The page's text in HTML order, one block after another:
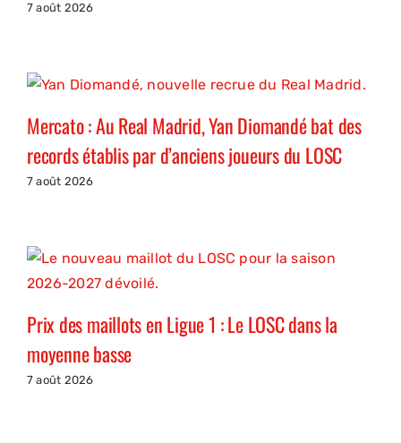
7 août 2026
Mercato : Au Real Madrid, Yan Diomandé bat des
records établis par d’anciens joueurs du LOSC
7 août 2026
Prix des maillots en Ligue 1 : Le LOSC dans la
moyenne basse
7 août 2026